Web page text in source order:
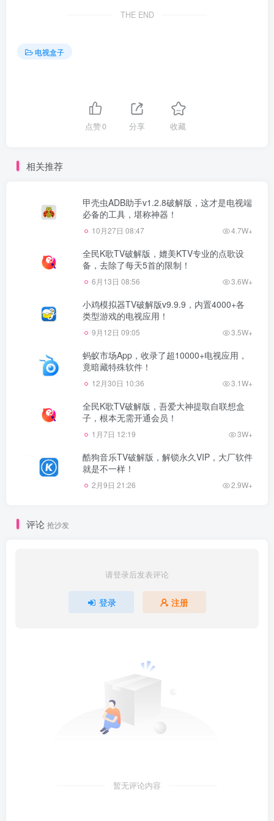
THE END
电视盒子
点赞0 分享 收藏
相关推荐
甲壳虫ADB助手v1.2.8破解版，这才是电视端
必备的工具，堪称神器！
10月27日 08:47 4.7W+
全民K歌TV破解版，媲美KTV专业的点歌设
备，去除了每天5首的限制！
6月13日 08:56 3.6W+
小鸡模拟器TV破解版v9.9.9，内置4000+各
类型游戏的电视应用！
9月12日 09:05 3.5W+
蚂蚁市场App，收录了超10000+电视应用，
竟暗藏特殊软件！
12月30日 10:36 3.1W+
全民K歌TV破解版，吾爱大神提取自联想盒
子，根本无需开通会员！
1月7日 12:19 3W+
酷狗音乐TV破解版，解锁永久VIP，大厂软件
就是不一样！
2月9日 21:26 2.9W+
评论 抢沙发
请登录后发表评论
登录 注册
暂无评论内容